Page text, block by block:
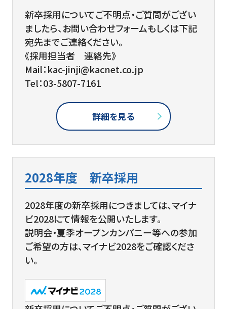
新卒採用についてご不明点・ご質問がござい
ましたら、お問い合わせフォームもしくは下記
宛先までご連絡ください。
《採用担当者 連絡先》
Mail：kac-jinji@kacnet.co.jp
Tel：03-5807-7161
詳細を見る
2028年度 新卒採用
2028年度の新卒採用につきましては、マイナ
ビ2028にて情報を公開いたします。
説明会・夏季オープンカンパニー等への参加
ご希望の方は、マイナビ2028をご確認くださ
い。